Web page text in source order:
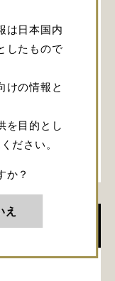
は日本国内
したもので
けの情報と
を目的とし
ださい。
か？
え
ト抜去の可否の
響について
脳神経外科)
for shunt